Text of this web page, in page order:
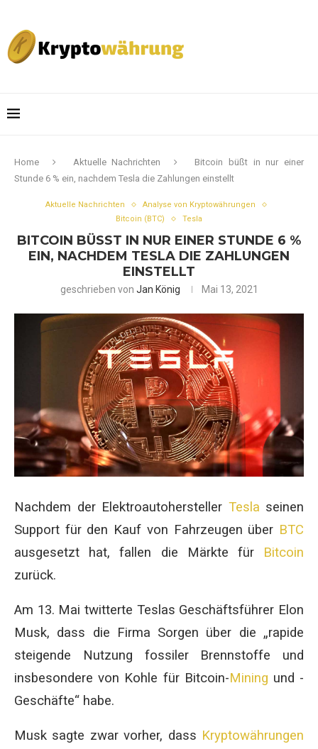
Home Aktuelle Nachrichten
Bitcoin büßt in nur einer
Stunde 6 % ein, nachdem Tesla die Zahlungen einstellt
Aktuelle Nachrichten
Analyse von Kryptowährungen
Bitcoin (BTC)
Tesla
BITCOIN BÜSST IN NUR EINER STUNDE 6 % E
IN, NACHDEM TESLA DIE ZAHLUNGEN E
INSTELLT
geschrieben von Jan König Mai 13, 2021
Nachdem der Elektroautohersteller Tesla seinen
Support für den Kauf von Fahrzeugen über BTC
ausgesetzt hat, fallen die Märkte für Bitcoin
zurück.
Am 13. Mai twitterte Teslas Geschäftsführer Elon
Musk, dass die Firma Sorgen über die „rapide
steigende Nutzung fossiler Brennstoffe und
insbesondere von Kohle für Bitcoin-Mining und -
Geschäfte“ habe.
Musk sagte zwar vorher, dass Kryptowährungen